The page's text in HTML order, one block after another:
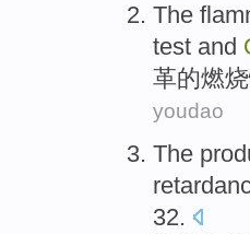
The
test and
革的燃烧
youdao
The
32.